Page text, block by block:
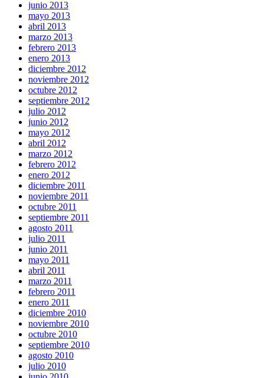
junio 2013
mayo 2013
abril 2013
marzo 2013
febrero 2013
enero 2013
diciembre 2012
noviembre 2012
octubre 2012
septiembre 2012
julio 2012
junio 2012
mayo 2012
abril 2012
marzo 2012
febrero 2012
enero 2012
diciembre 2011
noviembre 2011
octubre 2011
septiembre 2011
agosto 2011
julio 2011
junio 2011
mayo 2011
abril 2011
marzo 2011
febrero 2011
enero 2011
diciembre 2010
noviembre 2010
octubre 2010
septiembre 2010
agosto 2010
julio 2010